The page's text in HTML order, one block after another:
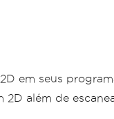
em seus
além de